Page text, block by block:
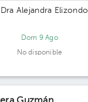
Alejandra Elizondo
Dom 9 Ago
No disponible